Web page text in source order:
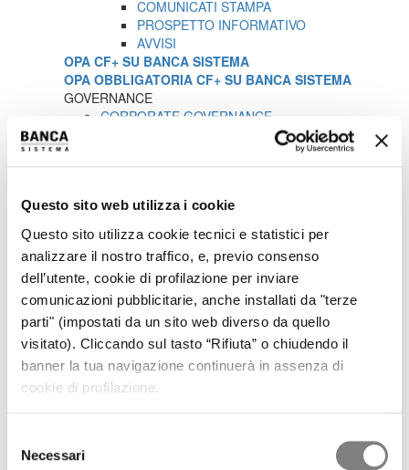
Questo sito web utilizza i cookie
Questo sito utilizza cookie tecnici e statistici per
analizzare il nostro traffico, e, previo consenso
dell’utente, cookie di profilazione per inviare
comunicazioni pubblicitarie, anche installati da "terze
parti" (impostati da un sito web diverso da quello
visitato). Cliccando sul tasto “Rifiuta” o chiudendo il
banner la tua navigazione continuerà in assenza di
cookie di profilazione.
delNecessari
COMUNICATI STAMPA
PROSPETTO INFORMATIVO
AVVISI
OPA CF+ SU BANCA SISTEMA
OPA OBBLIGATORIA CF+ SU BANCA SISTEMA
GOVERNANCE
CORPORATE GOVERNANCE
RELAZIONI SUL GOVERNO SOCIETARIO
OPERAZIONI SOCIETARIE
PARTI CORRELATE E SOGGETTI COLLEGATI
PROCEDURA IN MATERIA DI MARKET ABUSE
VOTO MAGGIORATO
MEDIA
COMUNICATI STAMPA
CONTATTI
CONTATTI
Acquisto Azioni Proprie
alle attività di acquisto e vendita di azioni proprie, così come
previste dall'Allegato 3F del Regolamento Consob n. 11971 del